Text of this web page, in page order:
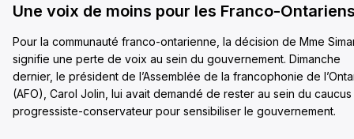
Une voix de moins pour les Franco-
Pour la communauté franco-ontarienne, la décision de Mme
signifie une perte de voix au sein du gouvernement. Dimanche
dernier, le président de l’Assemblée de la francophonie de
(AFO), Carol Jolin, lui avait demandé de rester au sein du caucus
progressiste-conservateur pour sensibiliser le gouvernement.